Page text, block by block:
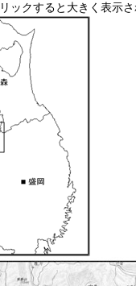
ックすると大きく表示さ